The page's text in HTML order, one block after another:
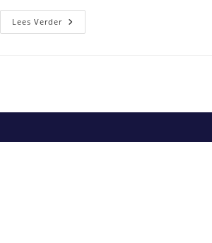
Lees VerderZeiler
Pim
Titels